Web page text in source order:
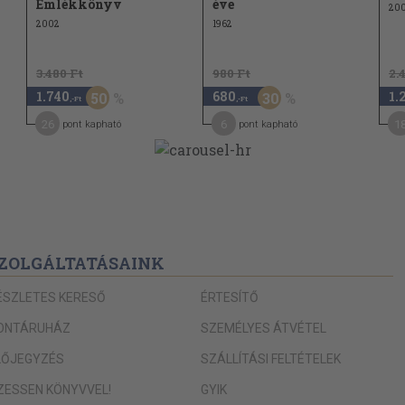
Emlékkönyv
2002
3.480 Ft
1.740 ,-Ft 50
pont kapható
éve
1962
980 Ft
680 ,-Ft 30
pont kapható
KERESŐ
KÖNYVVEL!
ÉRTESÍTŐ
SZEMÉLYES ÁTVÉTEL
SZÁLLÍTÁSI FELTÉTELEK
GYIK